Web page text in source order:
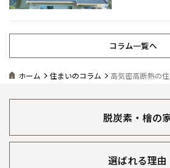
コラム一覧へ
ホーム 住まいのコラム 高気密高断熱の
脱炭素・檜の
選ばれる理由